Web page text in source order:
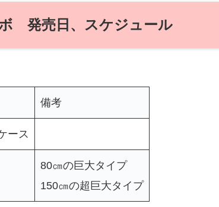
発売日、スケジュール
備考
ース
80㎝の巨大タイプ
150㎝の超巨大タイプ